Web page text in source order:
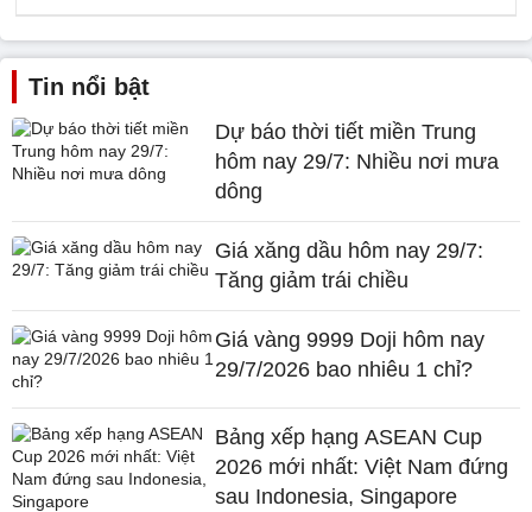
Tin nổi bật
Dự báo thời tiết miền Trung
hôm nay 29/7: Nhiều nơi mưa
dông
Giá xăng dầu hôm nay 29/7:
Tăng giảm trái chiều
Giá vàng 9999 Doji hôm nay
29/7/2026 bao nhiêu 1 chỉ?
Bảng xếp hạng ASEAN Cup
2026 mới nhất: Việt Nam đứng
sau Indonesia, Singapore